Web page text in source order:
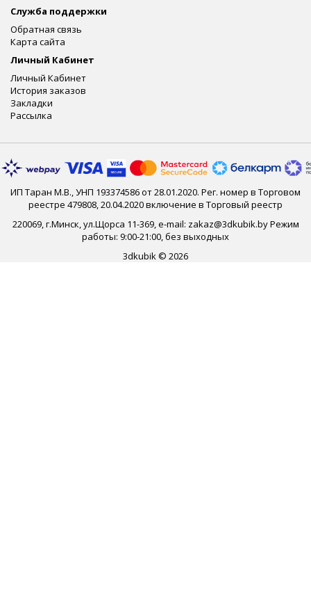
Служба поддержки
Обратная связь
Карта сайта
Личный Кабинет
Личный Кабинет
История заказов
Закладки
Рассылка
ИП Таран М.В., УНП 193374586 от 28.01.2020. Рег. номер в Торговом
реестре 479808, 20.04.2020 включение в Торговый реестр
220069, г.Минск, ул.Щорса 11-369, e-mail: zakaz@3dkubik.by Режим
работы: 9:00-21:00, без выходных
3dkubik © 2026